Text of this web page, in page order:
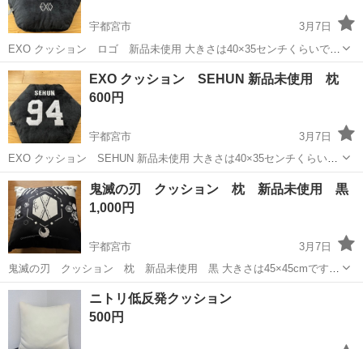
宇都宮市
3月7日
EXO クッション ロゴ 新品未使用 大きさは40×35センチくらいで
す。 まとめ買いでお値引きさせて頂きます。 お気軽にお声掛けくださ
い！
栃木 宇都宮市 ファブリック、カバー 新品
EXO クッション SEHUN 新品未使用 枕
600円
宇都宮市
3月7日
EXO クッション SEHUN 新品未使用 大きさは40×35センチくらいで
す。 まとめ買いでお値引きさせて頂きます。 お気軽にお声掛けくださ
い！
栃木 宇都宮市 ファブリック、カバー 新品
鬼滅の刃 クッション 枕 新品未使用 黒
1,000円
宇都宮市
3月7日
鬼滅の刃 クッション 枕 新品未使用 黒 大きさは45×45cmです。
まとめ買いでお値引きします。 ご購入の際はコメントください。 ぜひ
ご検討ください！
栃木 宇都宮市 ファブリック、カバー
ニトリ低反発クッション
500円